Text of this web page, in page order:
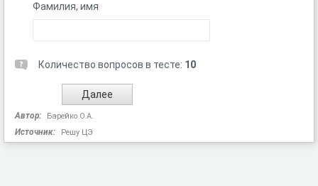
Фамилия, имя
Количество вопросов в тесте: 10
Автор: Барейко О.А.
Источник: Решу ЦЭ